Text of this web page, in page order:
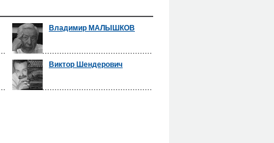
Владимир МАЛЫШКОВ
Виктор Шендерович